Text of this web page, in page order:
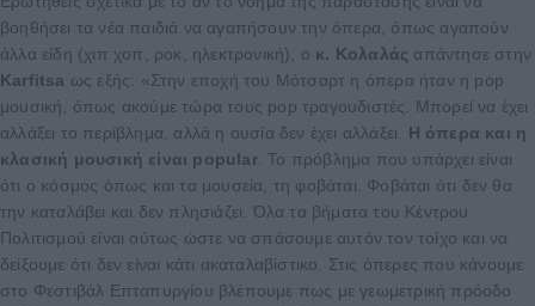
βοηθήσει τα νέα παιδιά να αγαπήσουν την όπερα, όπως αγαπούν
άλλα είδη (χιπ χοπ, ροκ, ηλεκτρονική), ο κ. Κολαλάς απάντησε στην
Karfitsa ως εξής: «Στην εποχή του Μότσαρτ η όπερα ήταν η pop
μουσική, όπως ακούμε τώρα τους pop τραγουδιστές. Μπορεί να έχει
αλλάξει το περίβλημα, αλλά η ουσία δεν έχει αλλάξει. Η όπερα και η
κλασική μουσική είναι popular. Το πρόβλημα που υπάρχει είναι
ότι ο κόσμος όπως και τα μουσεία, τη φοβάται. Φοβάται ότι δεν θα
την καταλάβει και δεν πλησιάζει. Όλα τα βήματα του Κέντρου
Πολιτισμού είναι ούτως ώστε να σπάσουμε αυτόν τον τοίχο και να
δείξουμε ότι δεν είναι κάτι ακαταλαβίστικο. Στις όπερες που κάνουμε
στο Φεστιβάλ Επταπυργίου βλέπουμε πως με γεωμετρική πρόοδο